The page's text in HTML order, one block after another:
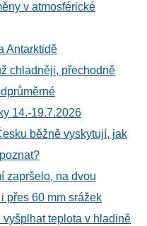
v atmosférické
Antarktidě
chladněji, přechodně
14.-19.7.2026
běžně vyskytují, jak
zapršelo, na dvou
přes 60 mm srážek
vyšplhat teplota v hladině